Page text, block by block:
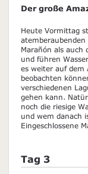
Der große
Heute Vormittag
Marañón als auch
und führen
es weiter auf dem
beobachten
verschiedenen
gehen kann.
noch die riesige
und wem danach
Eingeschlossene
Tag 3